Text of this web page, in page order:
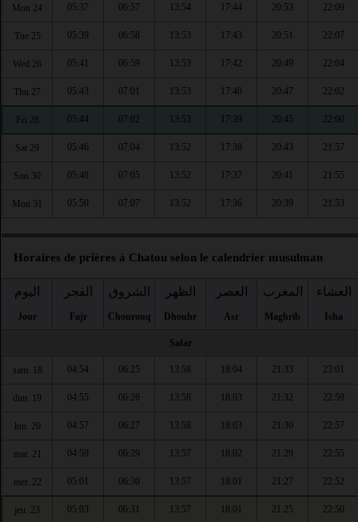
Mon 24 05:37 06:57 13:54 17:44 20:53 22:09
Tue 25 05:39 06:58 13:53 17:43 20:51 22:07
Wed 26 05:41 06:59 13:53 17:42 20:49 22:04
Thu 27 05:43 07:01 13:53 17:40 20:47 22:02
Fri 28 05:44 07:02 13:53 17:39 20:45 22:00
Sat 29 05:46 07:04 13:52 17:38 20:43 21:57
Sun 30 05:48 07:05 13:52 17:37 20:41 21:55
Mon 31 05:50 07:07 13:52 17:36 20:39 21:53
Horaires de prières à Chatou selon le calendrier musulman
اليوم
Jour
الفجر
Fajr
الشروق
Chourouq
الظهر
Dhouhr
العصر
Asr
المغرب
Maghrib
العشاء
Isha
Safar
sam. 18 04:54 06:25 13:58 18:04 21:33 23:01
dim. 19 04:55 06:26 13:58 18:03 21:32 22:59
lun. 20 04:57 06:27 13:58 18:03 21:30 22:57
mar. 21 04:59 06:29 13:57 18:02 21:29 22:55
mer. 22 05:01 06:30 13:57 18:01 21:27 22:52
jeu. 23 05:03 06:31 13:57 18:01 21:25 22:50